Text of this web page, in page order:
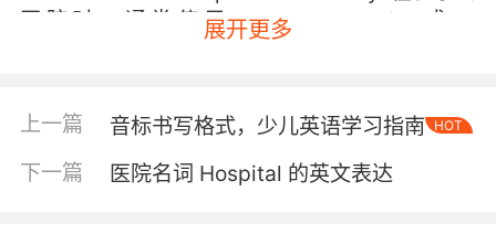
医院时，通常使用go to the hospital或be
admitted to the hospital等表达。 二、Hospital
以分为不同类型： General Hospital（综合医
院）：提供全方位的医疗服务 Teaching
Hospital（教学医院）：与医学院校合作，培养
医疗人才 Specialty Hospital（专科医院）：专
展开更多
上一篇 音标书写格式，少儿英语学习指南 HOT
下一篇 医院名词 Hospital 的英文表达